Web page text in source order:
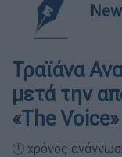
Τραϊάνα
μετά την
«The
🕛 χρόνος